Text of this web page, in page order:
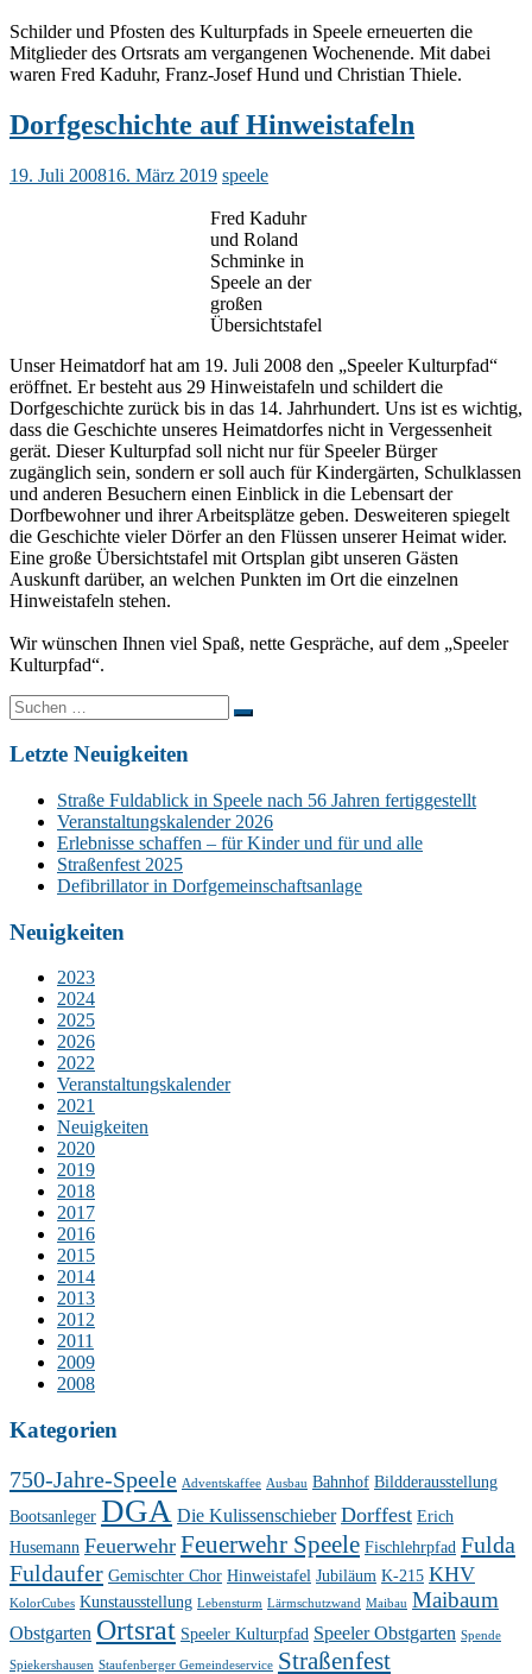
Schilder und Pfosten des Kulturpfads in Speele erneuerten die
Mitglieder des Ortsrats am vergangenen Wochenende. Mit dabei
waren Fred Kaduhr, Franz-Josef Hund und Christian Thiele.
Dorfgeschichte auf Hinweistafeln
19. Juli 200816. März 2019 speele
Fred Kaduhr
und Roland
Schminke in
Speele an der
großen
Übersichtstafel
Unser Heimatdorf hat am 19. Juli 2008 den „Speeler Kulturpfad“
eröffnet. Er besteht aus 29 Hinweistafeln und schildert die
Dorfgeschichte zurück bis in das 14. Jahrhundert. Uns ist es wichtig,
dass die Geschichte unseres Heimatdorfes nicht in Vergessenheit
gerät. Dieser Kulturpfad soll nicht nur für Speeler Bürger
zugänglich sein, sondern er soll auch für Kindergärten, Schulklassen
und anderen Besuchern einen Einblick in die Lebensart der
Dorfbewohner und ihrer Arbeitsplätze geben. Desweiteren spiegelt
die Geschichte vieler Dörfer an den Flüssen unserer Heimat wider.
Eine große Übersichtstafel mit Ortsplan gibt unseren Gästen
Auskunft darüber, an welchen Punkten im Ort die einzelnen
Hinweistafeln stehen.
Wir wünschen Ihnen viel Spaß, nette Gespräche, auf dem „Speeler
Kulturpfad“.
Suchen
nach:
Letzte Neuigkeiten
Straße Fuldablick in Speele nach 56 Jahren fertiggestellt
Veranstaltungskalender 2026
Erlebnisse schaffen – für Kinder und für und alle
Straßenfest 2025
Defibrillator in Dorfgemeinschaftsanlage
Neuigkeiten
2023
2024
2025
2026
2022
Veranstaltungskalender
2021
Neuigkeiten
2020
2019
2018
2017
2016
2015
2014
2013
2012
2011
2009
2008
Kategorien
750-Jahre-Speele Adventskaffee Ausbau Bahnhof Bildderausstellung
Bootsanleger DGA Die Kulissenschieber Dorffest Erich
Husemann Feuerwehr Feuerwehr Speele Fischlehrpfad Fulda
Fuldaufer Gemischter Chor Hinweistafel Jubiläum K-215 KHV
KolorCubes Kunstausstellung Lebensturm Lärmschutzwand Maibau Maibaum
Obstgarten Ortsrat Speeler Kulturpfad Speeler Obstgarten Spende
Spiekershausen Staufenberger Gemeindeservice Straßenfest